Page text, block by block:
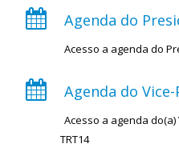
Agenda do
Acesso a agenda do
Agenda do
Acesso a agenda
TRT14